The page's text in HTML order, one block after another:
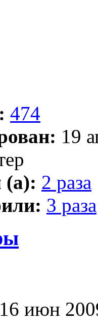
474
19
(а): 2 раза
3 раза
16 июн